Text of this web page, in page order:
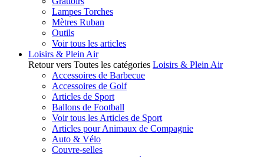
Lampes Torches
Mètres Ruban
Outils
Voir tous les articles
Loisirs & Plein Air
Retour vers Toutes les catégories Loisirs & Plein Air
Accessoires de Barbecue
Accessoires de Golf
Articles de Sport
Ballons de Football
Voir tous les Articles de Sport
Articles pour Animaux de Compagnie
Auto & Vélo
Couvre-selles